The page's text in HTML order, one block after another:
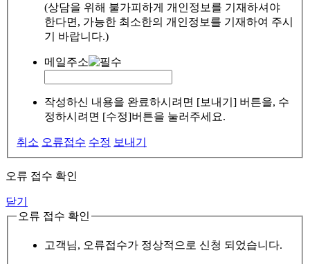
(상담을 위해 불가피하게 개인정보를 기재하셔야
한다면, 가능한 최소한의 개인정보를 기재하여 주시
기 바랍니다.)
메일주소
작성하신 내용을 완료하시려면 [보내기] 버튼을, 수
정하시려면 [수정]버튼을 눌러주세요.
취소 오류접수 수정 보내기
오류 접수 확인
닫기
오류 접수 확인
고객님, 오류접수가 정상적으로 신청 되었습니다.